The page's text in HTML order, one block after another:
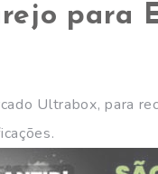
para
Ultrabox, para